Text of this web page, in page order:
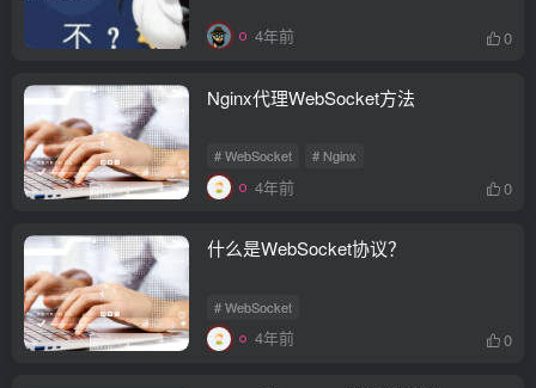
4年前 0
Nginx代理WebSocket方法
# WebSocket # Nginx
4年前 0
什么是WebSocket协议？
# WebSocket
4年前 0